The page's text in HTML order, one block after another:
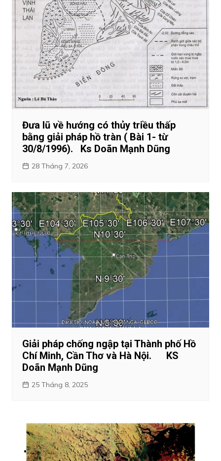
Đưa lũ về hướng có thủy triều thấp
bằng giải pháp hồ tràn ( Bài 1- từ
30/8/1996). Ks Doãn Mạnh Dũng
28 Tháng 7, 2026
Giải pháp chống ngập tại Thành phố Hồ
Chí Minh, Cần Thơ và Hà Nội. KS
Doãn Mạnh Dũng
25 Tháng 8, 2025